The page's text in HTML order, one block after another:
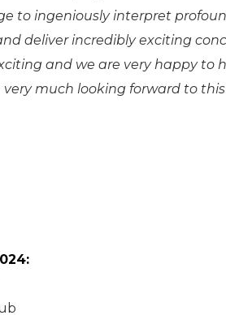
to ingeniously interpret
deliver incredibly exciting
and we are very happy to
much looking forward to